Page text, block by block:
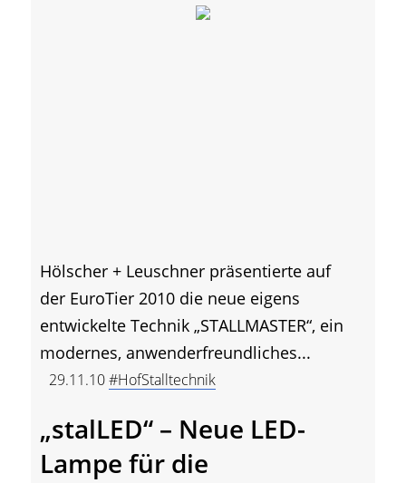
Hölscher + Leuschner präsentierte auf
der EuroTier 2010 die neue eigens
entwickelte Technik „STALLMASTER“, ein
modernes, anwenderfreundliches...
29.11.10#HofStalltechnik
„stalLED“ – Neue LED-
Lampe für die